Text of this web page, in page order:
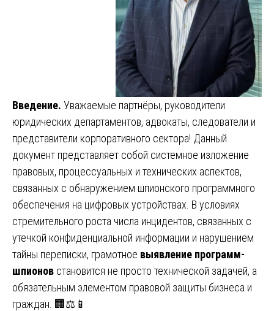
Введение. Уважаемые партнёры, руководители
юридических департаментов, адвокаты, следователи и
представители корпоративного сектора! Данный
документ представляет собой системное изложение
правовых, процессуальных и технических аспектов,
связанных с обнаружением шпионского программного
обеспечения на цифровых устройствах. В условиях
стремительного роста числа инцидентов, связанных с
утечкой конфиденциальной информации и нарушением
тайны переписки, грамотное выявление программ-
шпионов становится не просто технической задачей, а
обязательным элементом правовой защиты бизнеса и
граждан. 🏢⚖️📱